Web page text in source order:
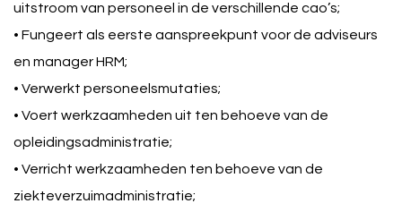
uitstroom van personeel in de verschillende cao’s;
• Fungeert als eerste aanspreekpunt voor de adviseurs
en manager HRM;
• Verwerkt personeelsmutaties;
• Voert werkzaamheden uit ten behoeve van de
opleidingsadministratie;
• Verricht werkzaamheden ten behoeve van de
ziekteverzuimadministratie;